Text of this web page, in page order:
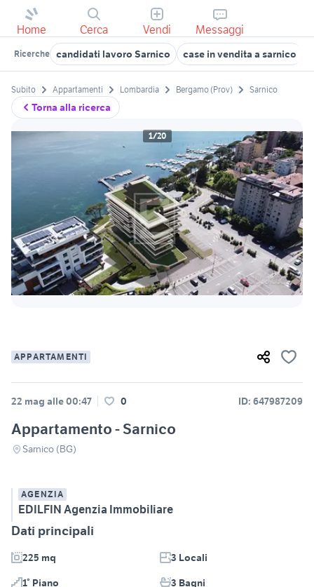
Home Cerca Vendi Messaggi
Ricerche candidati lavoro Sarnico case in vendita a sarnico
Torna alla ricerca
Subito Appartamenti Lombardia Bergamo (Prov) Sarnico
1/20
APPARTAMENTI
22 mag alle 00:47 0 ID: 647987209
Appartamento - Sarnico
Sarnico (BG)
AGENZIA
EDILFIN Agenzia Immobiliare
Dati principali
225 mq
3 Locali
1° Piano
3 Bagni